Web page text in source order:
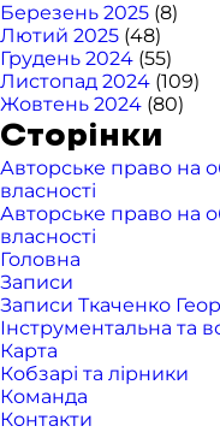
Березень 2025 (8)
Лютий 2025 (48)
Грудень 2024 (55)
Листопад 2024 (109)
Жовтень 2024 (80)
Сторінки
Авторське право на
власності
Авторське право на
власності
Головна
Записи
Записи Ткаченко
Інструментальна та
Карта
Кобзарі та лірники
Команда
Контакти